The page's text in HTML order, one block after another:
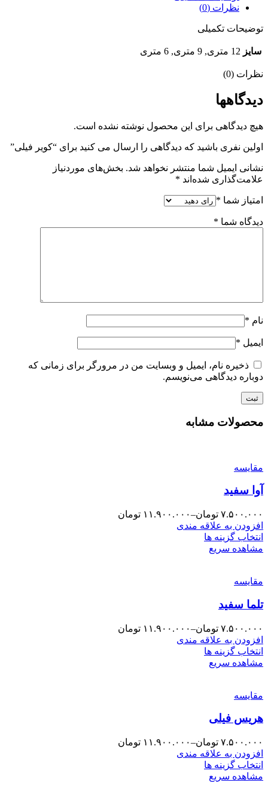
نظرات (0)
توضیحات تکمیلی
سایز 12 متری, 9 متری, 6 متری
نظرات (0)
دیدگاهها
هیچ دیدگاهی برای این محصول نوشته نشده است.
اولین نفری باشید که دیدگاهی را ارسال می کنید برای “کویر فیلی”
نشانی ایمیل شما منتشر نخواهد شد. بخش‌های موردنیاز
علامت‌گذاری شده‌اند *
امتیاز شما *
دیدگاه شما *
نام *
ایمیل *
ذخیره نام، ایمیل و وبسایت من در مرورگر برای زمانی که
دوباره دیدگاهی می‌نویسم.
محصولات مشابه
مقایسه
آوا سفید
۷.۵۰۰.۰۰۰ تومان–۱۱.۹۰۰.۰۰۰ تومان
افزودن به علاقه مندی
انتخاب گزینه ها
مشاهده سریع
مقایسه
تلما سفید
۷.۵۰۰.۰۰۰ تومان–۱۱.۹۰۰.۰۰۰ تومان
افزودن به علاقه مندی
انتخاب گزینه ها
مشاهده سریع
مقایسه
هریس فیلی
۷.۵۰۰.۰۰۰ تومان–۱۱.۹۰۰.۰۰۰ تومان
افزودن به علاقه مندی
انتخاب گزینه ها
مشاهده سریع